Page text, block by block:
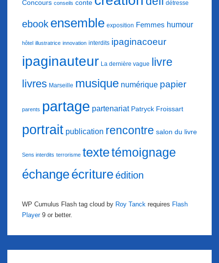
Concours conseils conte détresse
ebook ensemble exposition Femmes humour
hôtel illustratrice innovation interdits ipaginacoeur
ipaginauteur La dernière vague livre
livres Marseille musique numérique papier
parents partage partenariat Patryck Froissart
portrait publication rencontre salon du livre
Sens interdits terrorisme textetémoignage
échangeécritureédition
WP Cumulus Flash tag cloud by Roy Tanck requires Flash
Player9 or better.